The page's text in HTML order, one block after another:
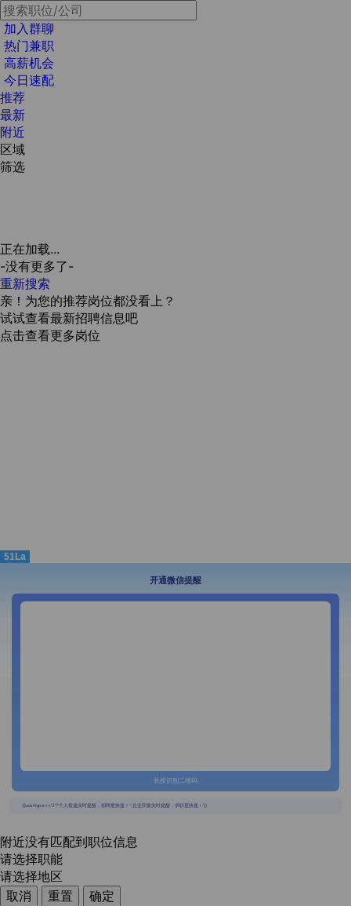
加入群聊
热门兼职
高薪机会
今日速配
推荐
最新
附近
区域
筛选
正在加载...
-没有更多了-
重新搜索
亲！为您的推荐岗位都没看上？
试试查看最新招聘信息吧
点击查看更多岗位
51La
开通微信提醒
长按识别二维码
{{usertype=='2'?'个人投递实时提醒，招聘更快捷！':'企业回复实时提醒，求职更快捷！'}}
附近没有匹配到职位信息
请选择职能
请选择地区
取消
重置
确定